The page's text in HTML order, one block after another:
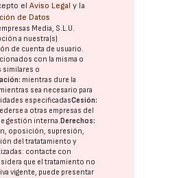
elAviso Legal y la
de Datos
Media, S.L.U.
a nuestra(s)
de cuenta de usuario.
con la misma o
similares o
mientras dure la
sea necesario para
especificadasCesión:
a otras empresas del
gestión interna.Derechos:
oposición, supresión,
del tratatamiento y
contacte con
que el tratamiento no
vigente, puede presentar